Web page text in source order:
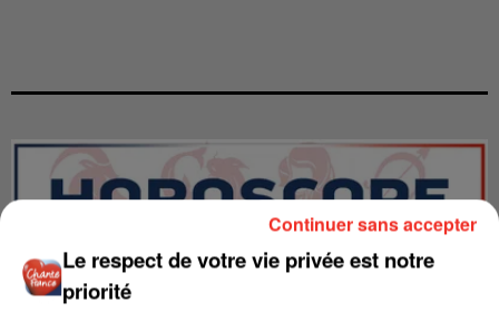
Le respect de votre vie privée est notre
priorité
Continuer sans accepter